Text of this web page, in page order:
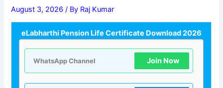
August 3, 2026/ By Raj Kumar
eLabharthi Pension Life Certificate Download 2026
WhatsApp Channel Join Now